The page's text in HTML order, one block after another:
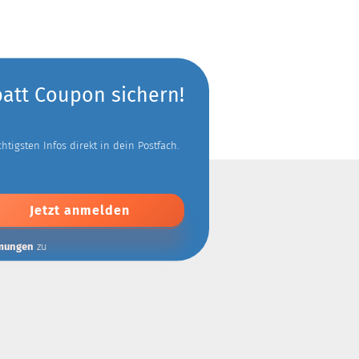
Coupon sichern!
Infos direkt in dein Postfach.
zu